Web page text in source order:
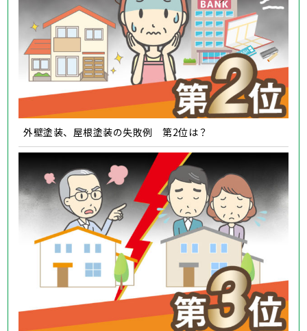
外壁塗装、屋根塗装の失敗例 第2位は？